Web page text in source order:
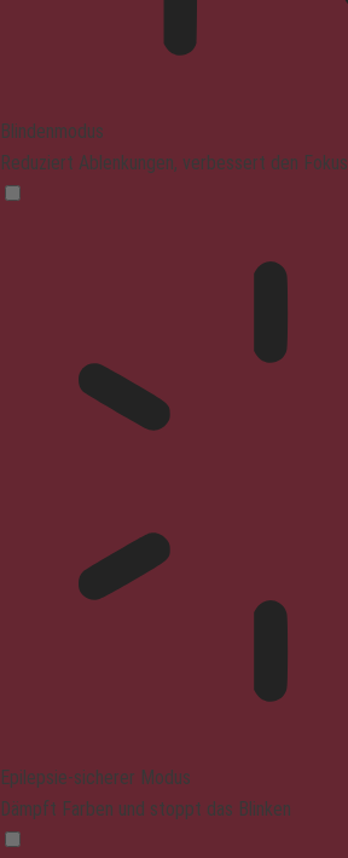
Blindenmodus
Reduziert Ablenkungen, verbessert den Fokus
Epilepsie-sicherer Modus
Dämpft Farben und stoppt das Blinken